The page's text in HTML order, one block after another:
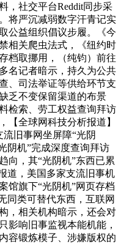
，社交平台Reddit同步采
将严沉减弱数字汗青记实
公益组织倡议步履。《今
相关爬虫法式，《纽约时
档取挪用，（纯钧）前往
名记者暗示，持久为公共
、司法举证等供给环节支
乏不变保留渠道的布景
检索、劳工权益查询拜访
【全球网科技分析报道】
旧事网坐屏障“光阴
阴机”完成深度查询拜访
向，其“光阴机”东西已累
道，美国多家支流旧事机
馆旗下“光阴机”网页存档
同类可替代东西，互联网
，相关机构暗示，还会对
影响旧事监视本能机能，
容锻炼模子、涉嫌版权的